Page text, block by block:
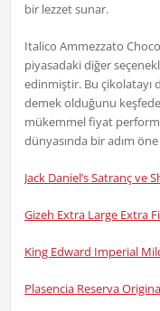
bir lezzet sunar.
Italico Ammezzato
piyasadaki diğer
edinmiştir. Bu çikolatayı
demek olduğunu
mükemmel fiyat
dünyasında bir adım öne
Jack Daniel’s Satranç ve
Gizeh Extra Large Extra
King Edward Imperial
Plasencia Reserva